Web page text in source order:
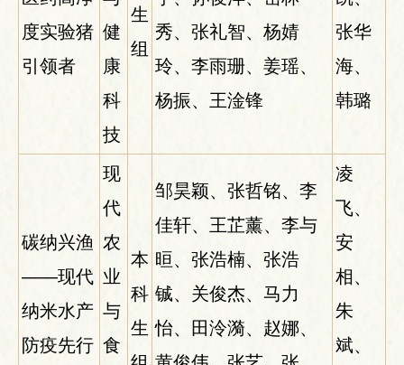
度实验猪
引领者
健
康
科
技
生
组
秀、张礼智、杨婧
玲、李雨珊、姜瑶、
杨振、王淦锋
张华
海、
韩璐
碳纳兴渔
——现代
纳米水产
防疫先行
现
代
农
业
与
食
本
科
生
邹昊颖、张哲铭、李
佳轩、王芷薰、李与
晅、张浩楠、张浩
铖、关俊杰、马力
怡、田泠漪、赵娜、
凌
飞、
安
相、
朱
斌、